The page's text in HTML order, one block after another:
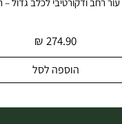
274.90
₪
הוספה לסל